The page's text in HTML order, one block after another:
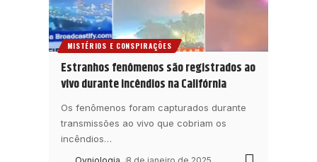
MISTÉRIOS E CONSPIRAÇÕES
Estranhos fenômenos são registrados ao
vivo durante incêndios na Califórnia
Os fenômenos foram capturados durante
transmissões ao vivo que cobriam os
incêndios…